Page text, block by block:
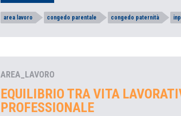
area lavoro congedo parentale congedo paternità
AREA_LAVORO
EQUILIBRIO TRA VITA
PROFESSIONALE